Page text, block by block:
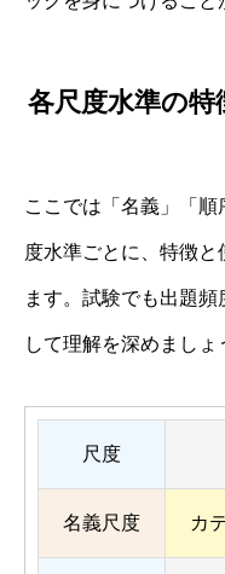
各尺度水準の
ここでは「名義」「
度水準ごとに、特徴
ます。試験でも出題
して理解を深めましょ
尺度
名義尺度 カ